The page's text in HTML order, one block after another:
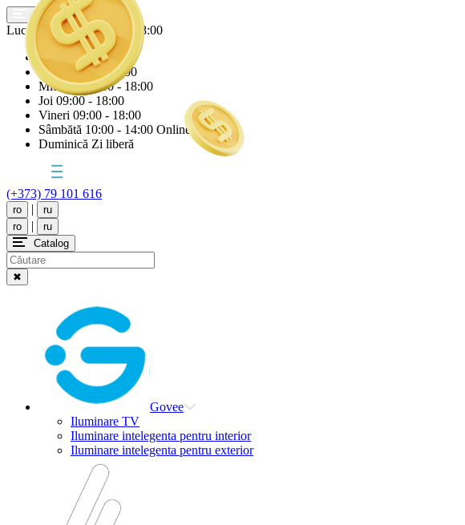
Lucrăm astăziJoi 09:00 - 18:00
Luni
09:00 - 18:00
Marți
09:00 - 18:00
Miercuri09:00 - 18:00
Joi 09:00 - 18:00
Vineri 09:00 - 18:00
Sâmbătă 10:00 - 14:00 Online
Duminică Zi liberă
(+373) 79 101 616
ro |
ru
ro
|
ru
Catalog
✖
Govee
Iluminare TV
Iluminare intelegenta pentru interior
Iluminare intelegenta pentru exterior